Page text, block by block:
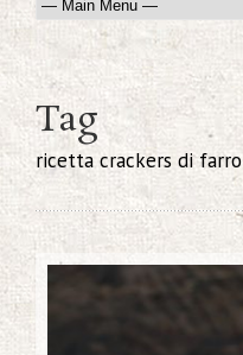
Tag
ricetta crackers di farro